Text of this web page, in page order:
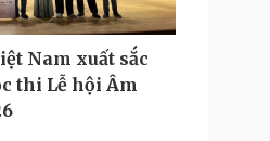
Nam xuất sắc
thi Lễ hội Âm